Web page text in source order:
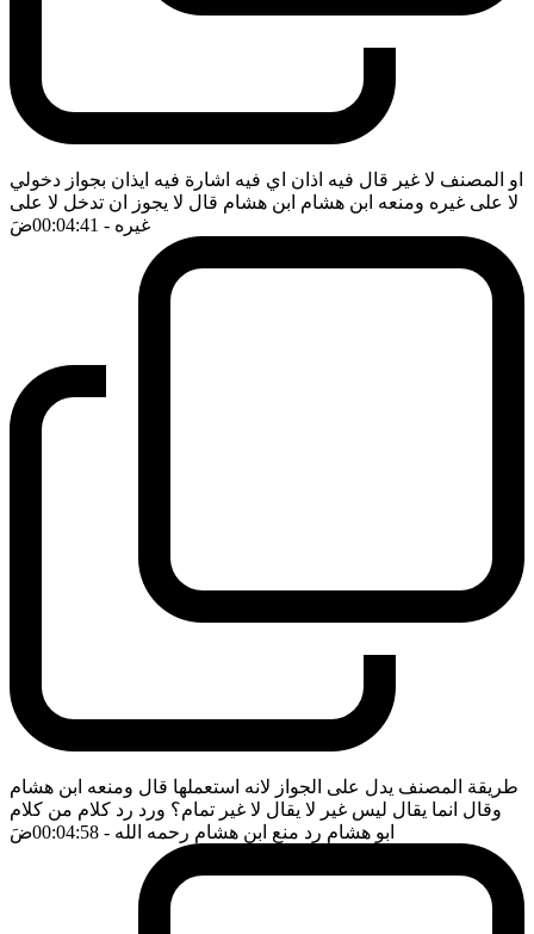
او المصنف لا غير قال فيه اذان اي فيه اشارة فيه ايذان بجواز دخولي
لا على غيره ومنعه ابن هشام ابن هشام قال لا يجوز ان تدخل لا على
غيره - 00:04:41 ضَ
طريقة المصنف يدل على الجواز لانه استعملها قال ومنعه ابن هشام
وقال انما يقال ليس غير لا يقال لا غير تمام؟ ورد رد كلام من كلام
ابو هشام رد منع ابن هشام رحمه الله - 00:04:58 ضَ